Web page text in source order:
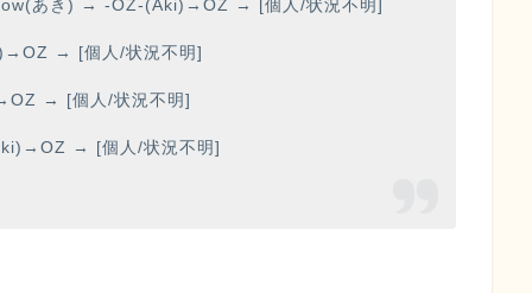
あき) → -OZ-(Aki)→OZ → [個人/状況不明]
→ [個人/状況不明]
→ [個人/状況不明]
→ [個人/状況不明]